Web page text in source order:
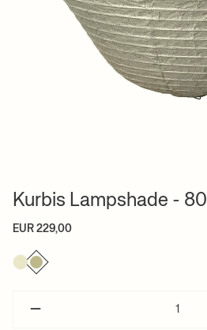
Kurbis Lampshade - 80
EUR 229,00
–